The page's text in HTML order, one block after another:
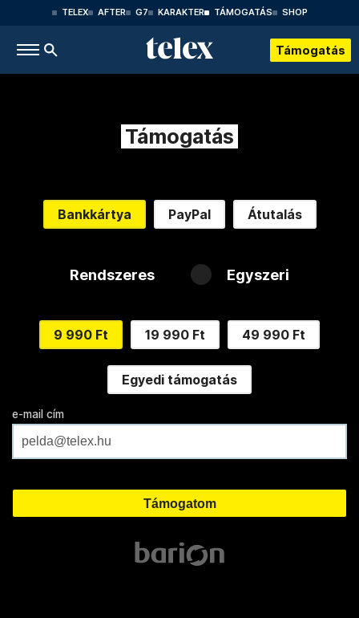
TELEX AFTER G7 KARAKTER TÁMOGATÁS SHOP
Támogatás
Támogatás
Bankkártya PayPal Átutalás
Rendszeres Egyszeri
9 990 Ft 19 990 Ft 49 990 Ft
Egyedi támogatás
e-mail cím